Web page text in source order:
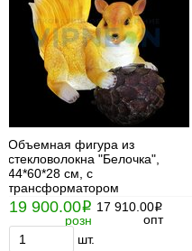
Объемная фигура из
стекловолокна "Белочка",
44*60*28 см, с
трансформатором
19 900.00i
розн
17 910.00i
опт
шт.